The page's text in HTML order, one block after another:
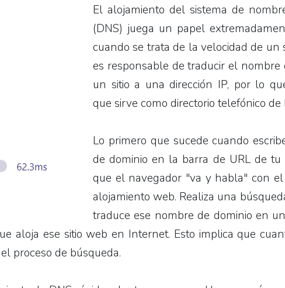
El alojamiento del sistema de
(DNS) juega un papel
cuando se trata de la velocidad de un
es responsable de traducir el nombre
un sitio a una dirección IP, por lo
que sirve como directorio telefónico de
Lo primero que sucede cuando
de dominio en la barra de URL de tu
que el navegador "va y habla" con
alojamiento web. Realiza una
traduce ese nombre de dominio en
aloja ese sitio web en Internet. Esto implica que
proceso de búsqueda.